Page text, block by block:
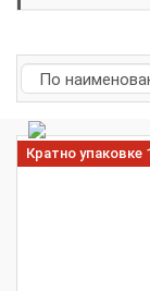
Кратно упаковке